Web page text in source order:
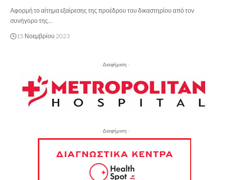
Αφορμή το αίτημα εξαίρεσης της προέδρου του δικαστηρίου από τον
συνήγορο της…
15 Νοεμβρίου 2023
- Διαφήμιση -
- Διαφήμιση -